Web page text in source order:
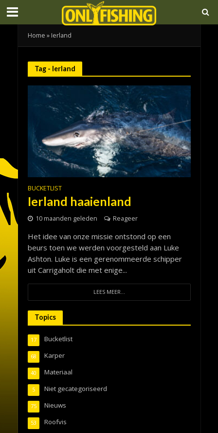
Home » Ierland
Tag - Ierland
BUCKETLIST
Ierland haaienland
10 maanden geleden Reageer
Het idee van onze missie ontstond op een
beurs toen we werden voorgesteld aan Luke
Ashton. Luke is een gerenommeerde schipper
uit Carrigaholt die met enige...
LEES MEER...
Topics
Bucketlist
17
Karper
68
Materiaal
40
Niet gecategoriseerd
5
Nieuws
75
Roofvis
53